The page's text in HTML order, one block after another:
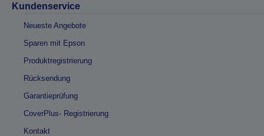
Kundenservice
Neueste Angebote
Sparen mit Epson
Produktregistrierung
Rücksendung
Garantieprüfung
CoverPlus- Registrierung
Kontakt